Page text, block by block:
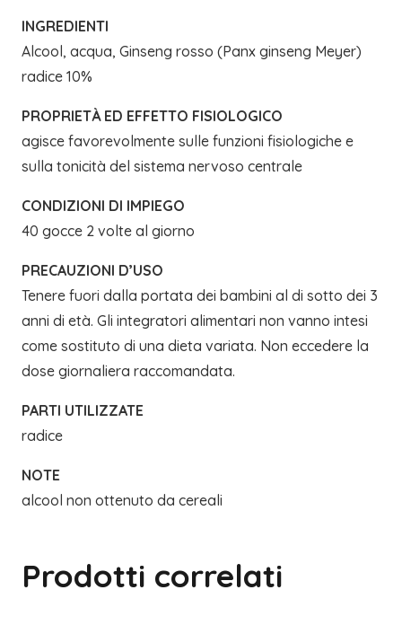
INGREDIENTI
Alcool, acqua, Ginseng rosso (Panx ginseng Meyer)
radice 10%
PROPRIETÀ ED EFFETTO FISIOLOGICO
agisce favorevolmente sulle funzioni fisiologiche e
sulla tonicità del sistema nervoso centrale
CONDIZIONI DI IMPIEGO
40 gocce 2 volte al giorno
PRECAUZIONI D’USO
Tenere fuori dalla portata dei bambini al di sotto dei 3
anni di età. Gli integratori alimentari non vanno intesi
come sostituto di una dieta variata. Non eccedere la
dose giornaliera raccomandata.
PARTI UTILIZZATE
radice
NOTE
alcool non ottenuto da cereali
Prodotti correlati